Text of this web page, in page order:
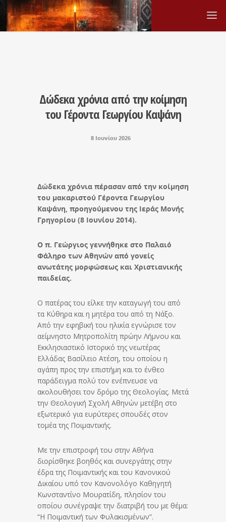
Δώδεκα χρόνια από την κοίμηση
του Γέροντα Γεωργίου Καψάνη
8 Ιουνίου 2026
Δώδεκα χρόνια πέρασαν από την κοίμηση
του μακαριστού Γέροντα Γεωργίου
Καψάνη, προηγούμενου της Ιεράς Μονής
Γρηγορίου (8 Ιουνίου 2014).
Ο π. Γεώργιος γεννήθηκε στο Παλαιό
Φάληρο των Αθηνών από γονείς
ανωτάτης μορφώσεως και Χριστιανικής
παιδείας.
Ο πατέρας του είλκε την καταγωγή του από
τα Κύθηρα και η μητέρα του από τη Νάξο.
Από την εφηβική του ηλικία εγνώρισε τον
αείμνηστο Μητροπολίτη πρώην Λήμνου και
Εκκλησιαστικό Ιστορικό της νεωτέρας
Ελλάδας Βασίλειο Ατέση, του οποίου η
αγάπη προς την επιστήμη και το ένθεο
παράδειγμα πολύ τον ενέπνευσε να
ακολουθήσει τον δρόμο της Θεολογίας. Μετά
την Θεολογική Σχολή Αθηνών μετέβη στο
εξωτερικό για ευρύτερες σπουδές στον
τομέα της Ποιμαντικής.
Με την επιστροφή του στην Αθήνα
διορίσθηκε βοηθός και συνεργάτης στην
έδρα της Ποιμαντικής και του Κανονικού
Δικαίου υπό τον Κανονολόγο Καθηγητή
Κωνσταντίνο Μουρατίδη, πλησίον του
οποίου συνέγραψε την διατριβή του με θέμα:
“Η Ποιμαντική των Φυλακισμένων”.